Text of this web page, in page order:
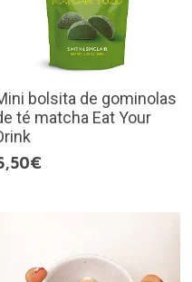
bolsita de gominolas
té matcha Eat Your